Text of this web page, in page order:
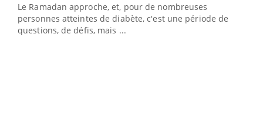
Le Ramadan approche, et, pour de nombreuses
personnes atteintes de diabète, c'est une période de
questions, de défis, mais ...